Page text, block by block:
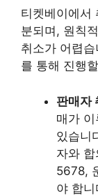
티켓베이에서
분되며, 원칙
취소가 어렵
를 통해 진행
판매자
매가
있습니
자와
5678,
야 합